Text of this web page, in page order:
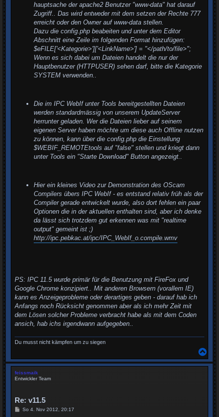
hauptsache der apache2 Benutzer "www-data" hat darauf
Zugriff.. Das wird entweder mit dem setzen der Rechte 777
erreicht oder den Owner auf www-data stellen.
Dazu die config.php beabeiten und unter dem Editor
Abschnitt eine Zeile im folgenden Format hinzufügen:
$eFILE['<Kategorie>']['<LinkName>'] = "</path/to/file>";
Wenn es sich dabei um Dateien handelt die nur der
Hauptbenutzer (HTTPUSER) sehen darf, bitte die Kategorie
SYSTEM verwenden..
Die im IPC WebIf unter Tools bereitgestellten Dateien
werden standardmässig von unserem UpdateServer
herrunter geladen. Wer die Dateien lieber auf seinem
eigenen Server haben möchte um diese auch Offline nutzen
zu können, kann über die config.php die Einstellung
$WEBIF_REMOTEtools auf "false" stellen und kriegt dann
unter Tools ein "Starte Download" Button angezeigt..
Hier ein kleines Video zur Demonstration des OScam
Compilers übers IPC WebIf - es entstand relativ früh als der
Compiler gerade entwickelt wurde, also dort fehlen ein paar
Optionen die in der aktuellen enthalten sind, aber ich denke
da lässt sich trotzdem gut erkennen was mit "realtime
output" gemeint ist ;)
http://ipc.pebkac.at/ipc/IPC_WebIf_o.compile.wmv
PS: IPC 11.5 wurde primär für die Benutzung mit FireFox und
Google Chrome konzipiert.. Mit anderen Browsern (vorallem IE)
kann es Anzeigeprobleme oder derartiges geben - darauf hab ich
Anfangs noch Rücksicht genommen aber als ich mehr Zeit mit
dem Lösen solcher Probleme verbracht habe als mit dem Coden
ansich, hab ichs irgendwann aufgegeben..
Du musst nicht kämpfen um zu siegen
c
feissmaik
Entwickler Team
Re: v11.5
BSo 4. Nov 2012, 20:17